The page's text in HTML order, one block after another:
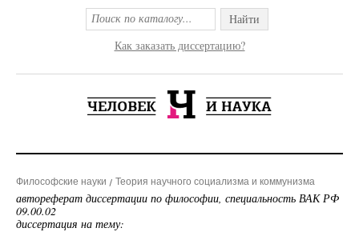
Найти
Как заказать диссертацию?
Философские науки Теория научного социализма и коммунизма
автореферат диссертации по философии, специальность ВАК РФ
09.00.02
диссертация на тему: